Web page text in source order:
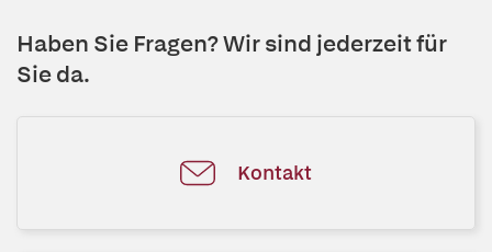
Haben Sie Fragen? Wir sind jederzeit für
Sie da.
Kontakt